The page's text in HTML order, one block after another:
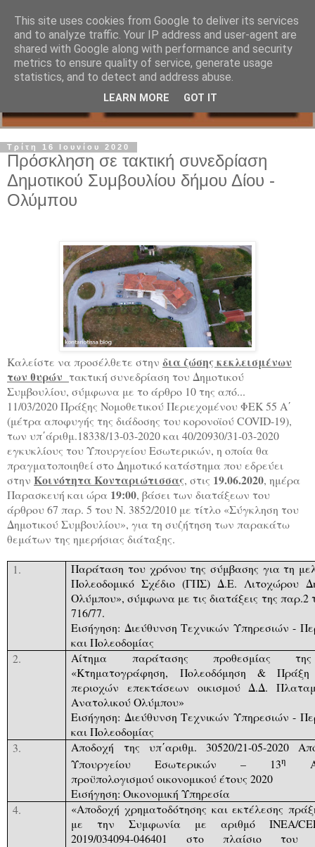
Τρίτη 16 Ιουνίου 2020
Πρόσκληση σε τακτική συνεδρίαση
Δημοτικού Συμβουλίου δήμου Δίου -
Ολύμπου
Καλείστε να προσέλθετε στην δια ζώσης κεκλεισμένων
των θυρών τακτική συνεδρίαση του Δημοτικού
Συμβουλίου, σύμφωνα με το άρθρο 10 της από...
11/03/2020 Πράξης Νομοθετικού Περιεχομένου ΦΕΚ 55 Α΄
(μέτρα αποφυγής της διάδοσης του κορονοϊού COVID-19),
των υπ΄άριθμ.18338/13-03-2020 και 40/20930/31-03-2020
εγκυκλίους του Υπουργείου Εσωτερικών, η οποία θα
πραγματοποιηθεί στο Δημοτικό κατάστημα που εδρεύει
στην Κοινότητα Κονταριώτισσας, στις 19.06.2020, ημέρα
Παρασκευή και ώρα 19:00, βάσει των διατάξεων του
άρθρου 67 παρ. 5 του Ν. 3852/2010 με τίτλο «Σύγκληση του
Δημοτικού Συμβουλίου», για τη συζήτηση των παρακάτω
θεμάτων της ημερήσιας διάταξης.
1.
Παράταση του χρόνου της σύμβασης για τη
Πολεοδομικό Σχέδιο (ΓΠΣ) Δ.Ε. Λιτοχώρου
Ολύμπου», σύμφωνα με τις διατάξεις της παρ.2
716/77.
Εισήγηση: Διεύθυνση Τεχνικών Υπηρεσιών -
και Πολεοδομίας
2.
Αίτημα παράτασης προθεσμίας
«Κτηματογράφηση, Πολεοδόμηση & Πράξη
περιοχών επεκτάσεων οικισμού Δ.Δ.
Ανατολικού Ολύμπου»
Εισήγηση: Διεύθυνση Τεχνικών Υπηρεσιών -
και Πολεοδομίας
3.
Αποδοχή της υπ΄αριθμ. 30520/21-05-2020
Υπουργείου Εσωτερικών – 13η
προϋπολογισμού οικονομικού έτους 2020
Εισήγηση: Οικονομική Υπηρεσία
4.
«Αποδοχή χρηματοδότησης και εκτέλεσης
με την Συμφωνία με αριθμό INEA/
2019/034094-046401 στο πλαίσιο του
This site uses cookies from Google to deliver its services
and to analyze traffic. Your IP address and user-agent are
shared with Google along with performance and security
metrics to ensure quality of service, generate usage
statistics, and to detect and address abuse.
LEARN MORE GOT IT